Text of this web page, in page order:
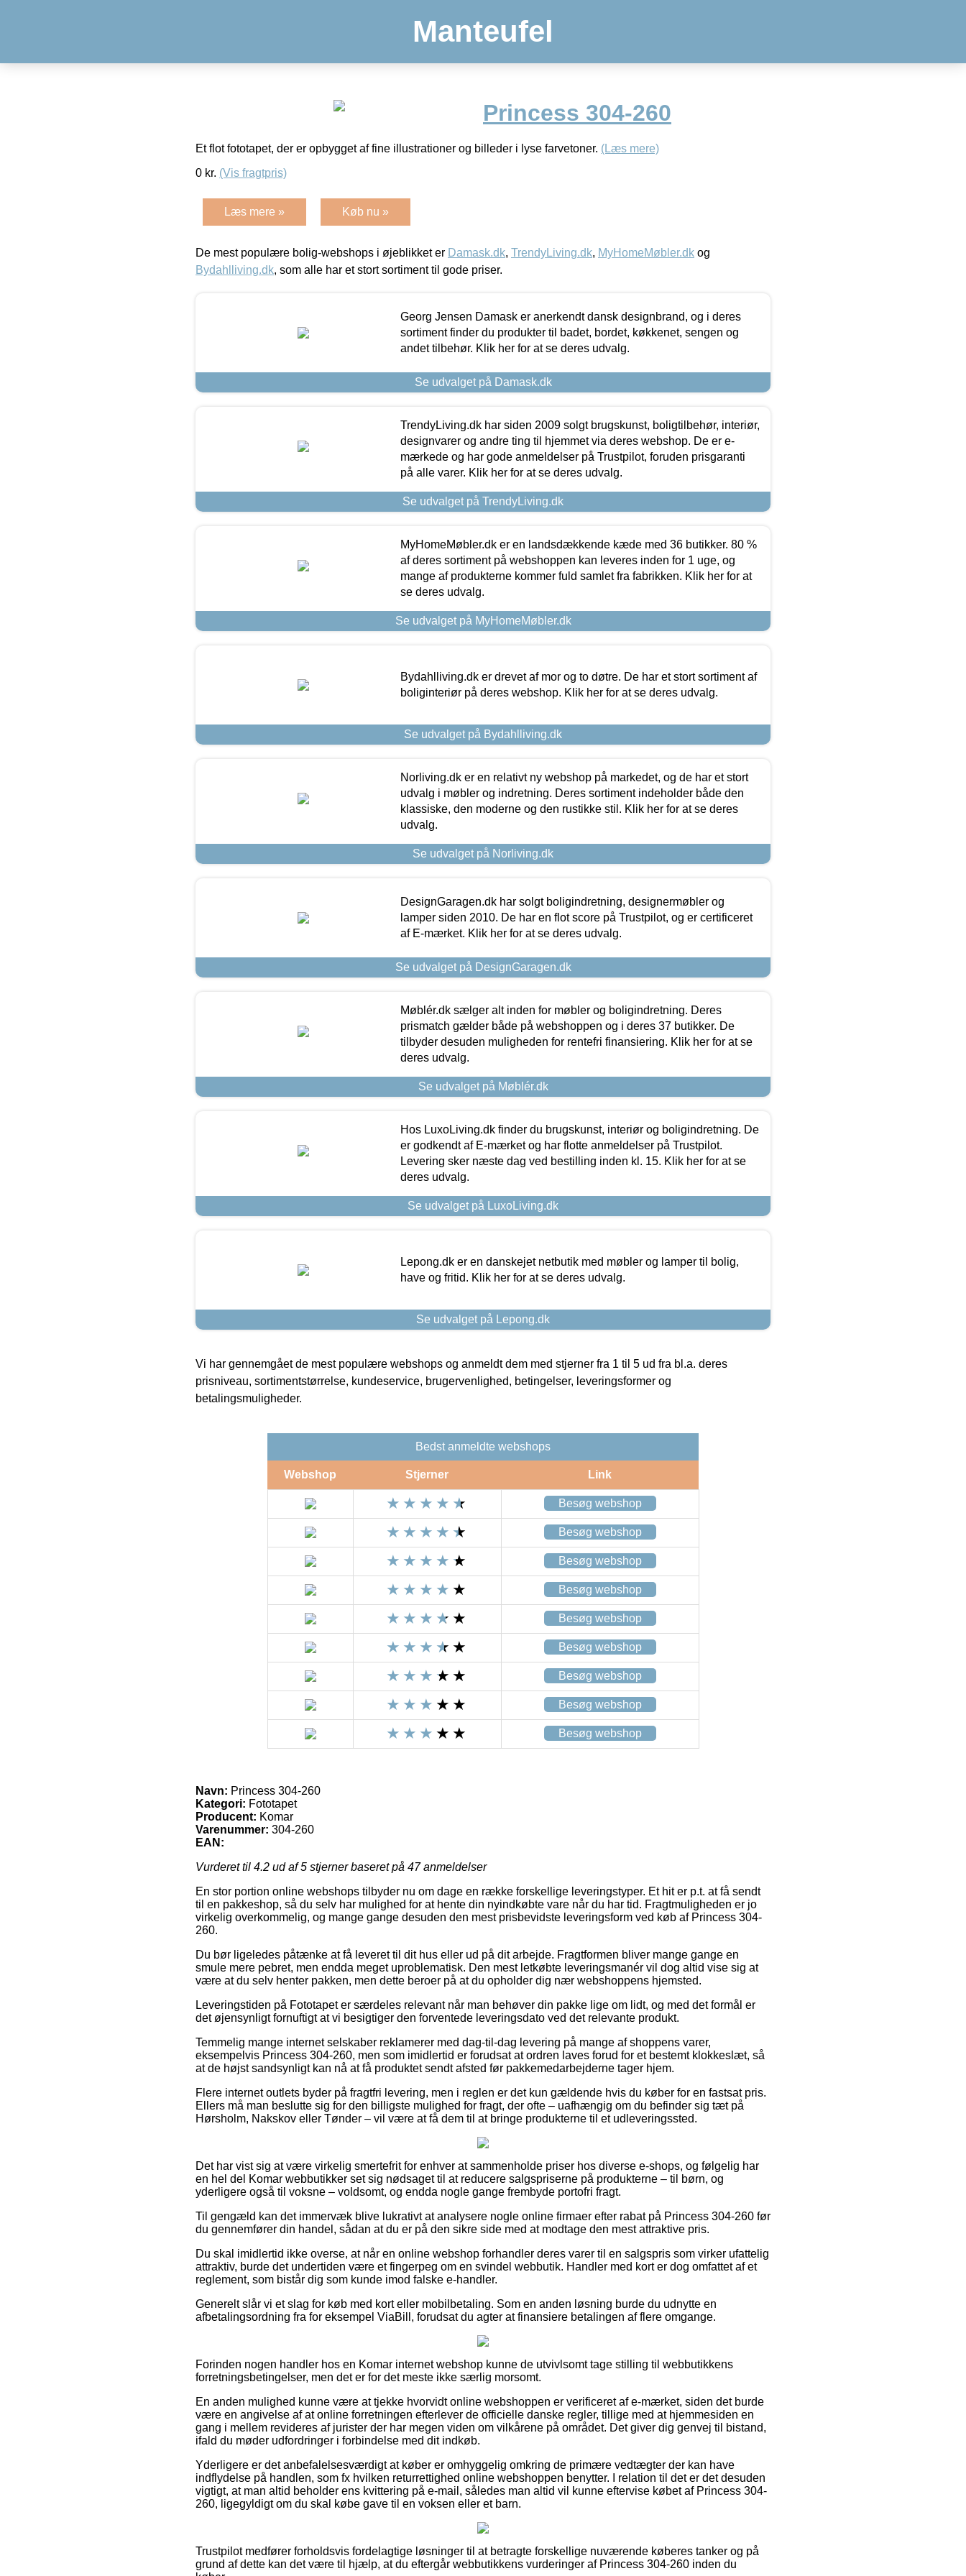
Manteufel
Princess 304-260
Et flot fototapet, der er opbygget af fine illustrationer og billeder i lyse farvetoner. (Læs mere)
0 kr. (Vis fragtpris)
Læs mere » Køb nu »
De mest populære bolig-webshops i øjeblikket er Damask.dk, TrendyLiving.dk, MyHomeMøbler.dk og
Bydahlliving.dk, som alle har et stort sortiment til gode priser.
Georg Jensen Damask er anerkendt dansk designbrand, og i deres
sortiment finder du produkter til badet, bordet, køkkenet, sengen og
andet tilbehør. Klik her for at se deres udvalg.
Se udvalget på Damask.dk
TrendyLiving.dk har siden 2009 solgt brugskunst, boligtilbehør, interiør,
designvarer og andre ting til hjemmet via deres webshop. De er e-
mærkede og har gode anmeldelser på Trustpilot, foruden prisgaranti
på alle varer. Klik her for at se deres udvalg.
Se udvalget på TrendyLiving.dk
MyHomeMøbler.dk er en landsdækkende kæde med 36 butikker. 80 %
af deres sortiment på webshoppen kan leveres inden for 1 uge, og
mange af produkterne kommer fuld samlet fra fabrikken. Klik her for at
se deres udvalg.
Se udvalget på MyHomeMøbler.dk
Bydahlliving.dk er drevet af mor og to døtre. De har et stort sortiment af
boliginteriør på deres webshop. Klik her for at se deres udvalg.
Se udvalget på Bydahlliving.dk
Norliving.dk er en relativt ny webshop på markedet, og de har et stort
udvalg i møbler og indretning. Deres sortiment indeholder både den
klassiske, den moderne og den rustikke stil. Klik her for at se deres
udvalg.
Se udvalget på Norliving.dk
DesignGaragen.dk har solgt boligindretning, designermøbler og
lamper siden 2010. De har en flot score på Trustpilot, og er certificeret
af E-mærket. Klik her for at se deres udvalg.
Se udvalget på DesignGaragen.dk
Møblér.dk sælger alt inden for møbler og boligindretning. Deres
prismatch gælder både på webshoppen og i deres 37 butikker. De
tilbyder desuden muligheden for rentefri finansiering. Klik her for at se
deres udvalg.
Se udvalget på Møblér.dk
Hos LuxoLiving.dk finder du brugskunst, interiør og boligindretning. De
er godkendt af E-mærket og har flotte anmeldelser på Trustpilot.
Levering sker næste dag ved bestilling inden kl. 15. Klik her for at se
deres udvalg.
Se udvalget på LuxoLiving.dk
Lepong.dk er en danskejet netbutik med møbler og lamper til bolig,
have og fritid. Klik her for at se deres udvalg.
Se udvalget på Lepong.dk
Vi har gennemgået de mest populære webshops og anmeldt dem med stjerner fra 1 til 5 ud fra bl.a. deres
prisniveau, sortimentstørrelse, kundeservice, brugervenlighed, betingelser, leveringsformer og
betalingsmuligheder.
Bedst anmeldte webshops
Webshop Stjerner Link
Besøg webshop
Besøg webshop
Besøg webshop
Besøg webshop
Besøg webshop
Besøg webshop
Besøg webshop
Besøg webshop
Besøg webshop
Navn: Princess 304-260
Kategori: Fototapet
Producent: Komar
Varenummer: 304-260
EAN:
Vurderet til 4.2 ud af 5 stjerner baseret på 47anmeldelser
En stor portion online webshops tilbyder nu om dage en række forskellige leveringstyper. Et hit er p.t. at få sendt
til en pakkeshop, så du selv har mulighed for at hente din nyindkøbte vare når du har tid. Fragtmuligheden er jo
virkelig overkommelig, og mange gange desuden den mest prisbevidste leveringsform ved køb af Princess 304-
260.
Du bør ligeledes påtænke at få leveret til dit hus eller ud på dit arbejde. Fragtformen bliver mange gange en
smule mere pebret, men endda meget uproblematisk. Den mest letkøbte leveringsmanér vil dog altid vise sig at
være at du selv henter pakken, men dette beroer på at du opholder dig nær webshoppens hjemsted.
Leveringstiden på Fototapet er særdeles relevant når man behøver din pakke lige om lidt, og med det formål er
det øjensynligt fornuftigt at vi besigtiger den forventede leveringsdato ved det relevante produkt.
Temmelig mange internet selskaber reklamerer med dag-til-dag levering på mange af shoppens varer,
eksempelvis Princess 304-260, men som imidlertid er forudsat at ordren laves forud for et bestemt klokkeslæt, så
at de højst sandsynligt kan nå at få produktet sendt afsted før pakkemedarbejderne tager hjem.
Flere internet outlets byder på fragtfri levering, men i reglen er det kun gældende hvis du køber for en fastsat pris.
Ellers må man beslutte sig for den billigste mulighed for fragt, der ofte – uafhængig om du befinder sig tæt på
Hørsholm, Nakskov eller Tønder – vil være at få dem til at bringe produkterne til et udleveringssted.
Det har vist sig at være virkelig smertefrit for enhver at sammenholde priser hos diverse e-shops, og følgelig har
en hel del Komar webbutikker set sig nødsaget til at reducere salgspriserne på produkterne – til børn, og
yderligere også til voksne – voldsomt, og endda nogle gange frembyde portofri fragt.
Til gengæld kan det immervæk blive lukrativt at analysere nogle online firmaer efter rabat på Princess 304-260 før
du gennemfører din handel, sådan at du er på den sikre side med at modtage den mest attraktive pris.
Du skal imidlertid ikke overse, at når en online webshop forhandler deres varer til en salgspris som virker ufattelig
attraktiv, burde det undertiden være et fingerpeg om en svindel webbutik. Handler med kort er dog omfattet af et
reglement, som bistår dig som kunde imod falske e-handler.
Generelt slår vi et slag for køb med kort eller mobilbetaling. Som en anden løsning burde du udnytte en
afbetalingsordning fra for eksempel ViaBill, forudsat du agter at finansiere betalingen af flere omgange.
Forinden nogen handler hos en Komar internet webshop kunne de utvivlsomt tage stilling til webbutikkens
forretningsbetingelser, men det er for det meste ikke særlig morsomt.
En anden mulighed kunne være at tjekke hvorvidt online webshoppen er verificeret af e-mærket, siden det burde
være en angivelse af at online forretningen efterlever de officielle danske regler, tillige med at hjemmesiden en
gang i mellem revideres af jurister der har megen viden om vilkårene på området. Det giver dig genvej til bistand,
ifald du møder udfordringer i forbindelse med dit indkøb.
Yderligere er det anbefalelsesværdigt at køber er omhyggelig omkring de primære vedtægter der kan have
indflydelse på handlen, som fx hvilken returrettighed online webshoppen benytter. I relation til det er det desuden
vigtigt, at man altid beholder ens kvittering på e-mail, således man altid vil kunne eftervise købet af Princess 304-
260, ligegyldigt om du skal købe gave til en voksen eller et barn.
Trustpilot medfører forholdsvis fordelagtige løsninger til at betragte forskellige nuværende køberes tanker og på
grund af dette kan det være til hjælp, at du eftergår webbutikkens vurderinger af Princess 304-260 inden du